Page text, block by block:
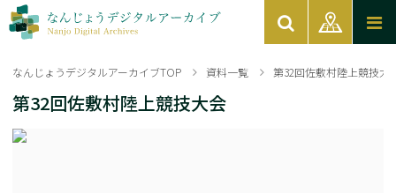
なんじょうデジタルアーカイブTOP 資料一覧 第32回佐敷村陸上競技大
第32回佐敷村陸上競技大会